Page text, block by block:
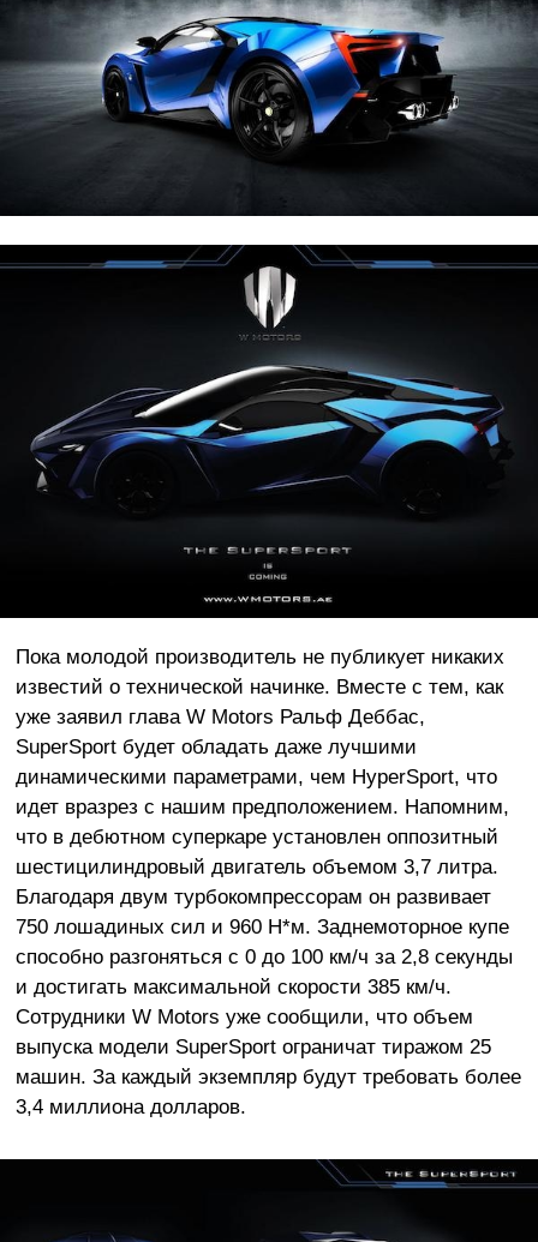
Пока молодой производитель не публикует никаких
известий о технической начинке. Вместе с тем, как
уже заявил глава W Motors Ральф Деббас,
SuperSport будет обладать даже лучшими
динамическими параметрами, чем HyperSport, что
идет вразрез с нашим предположением. Напомним,
что в дебютном суперкаре установлен оппозитный
шестицилиндровый двигатель объемом 3,7 литра.
Благодаря двум турбокомпрессорам он развивает
750 лошадиных сил и 960 Н*м. Заднемоторное купе
способно разгоняться с 0 до 100 км/ч за 2,8 секунды
и достигать максимальной скорости 385 км/ч.
Сотрудники W Motors уже сообщили, что объем
выпуска модели SuperSport ограничат тиражом 25
машин. За каждый экземпляр будут требовать более
3,4 миллиона долларов.